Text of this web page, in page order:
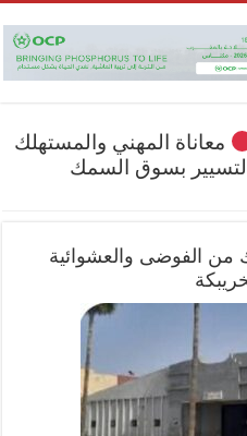
معاناة المهني والمستهلك
بسوق السمك
من الفوضى والعشوائية